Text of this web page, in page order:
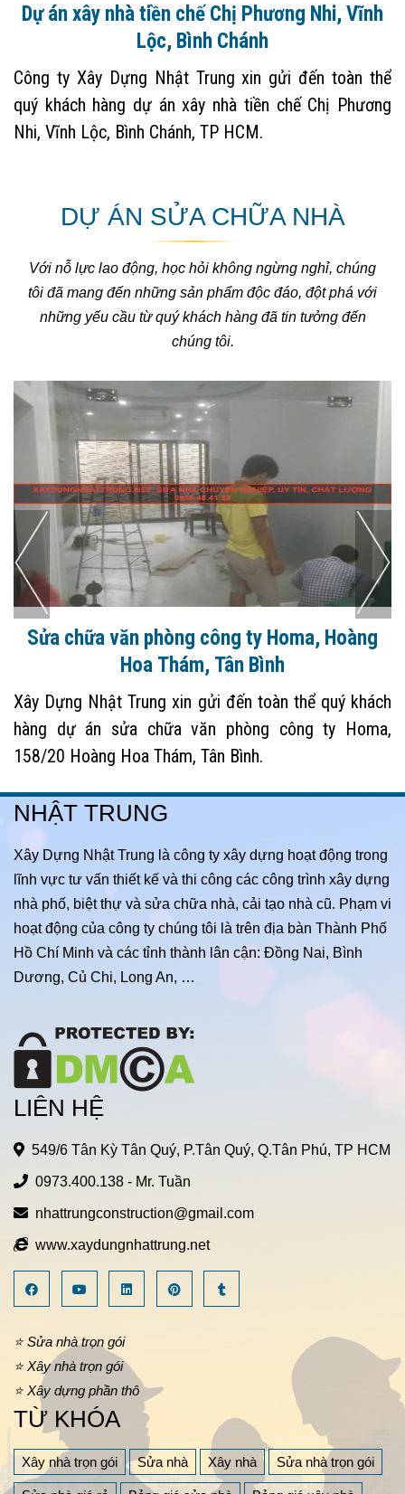
thể
Dự án xây nhà trọn gói tại Bến Lức, Long
Công ty xây dựng nhà uy tín tại Long An xin
toàn thể quý khách hàng dự án xây nhà trọn gói
Phước Lợi, Bến Lức, Long An
DỰ ÁN SỬA CHỮA NHÀ
Với nỗ lực lao động, học hỏi không ngừng nghỉ, chúng
tôi đã mang đến những sản phẩm độc đáo, đột phá với
những yếu cầu từ quý khách hàng đã tin tưởng đến
chúng tôi.
khách
Dự án sửa chữa nhà, cải tạo nhà cũ
tại quận 4
Dự án sửa chữa nhà, cải tạo nhà toàn phần
4, HCM. Sửa nhà Nhật Trung chuyên thi
chữa, cải tạo nhà cũ thành nhà mới, sửa nhà
NHẬT TRUNG
Xây Dựng Nhật Trung là công ty xây dựng hoạt động trong
lĩnh vực tư vấn thiết kế và thi công các công trình xây dựng
nhà phố, biệt thự và sửa chữa nhà, cải tạo nhà cũ. Phạm vi
hoạt động của công ty chúng tôi là trên địa bàn Thành Phố
Hồ Chí Minh và các tỉnh thành lân cận: Đồng Nai, Bình
Dương, Củ Chi, Long An, …
LIÊN HỆ
549/6 Tân Kỳ Tân Quý, P.Tân Quý, Q.Tân Phú, TP HCM
0973.400.138 - Mr. Tuần
nhattrungconstruction@gmail.com
www.xaydungnhattrung.net
⭐ Sửa nhà trọn gói
⭐ Xây nhà trọn gói
⭐ Xây dựng phần thô
TỪ KHÓA
Xây nhà trọn gói Sửa nhà Xây nhà Sửa nhà trọn gói